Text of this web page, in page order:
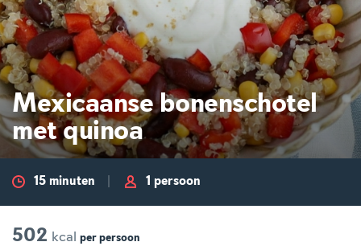
Mexicaanse bonenschotel
met quinoa
15 minuten 1 persoon
502 kcal per persoon